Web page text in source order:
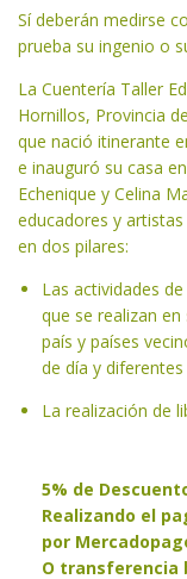
Sí deberán medirse
prueba su ingenio o
La Cuentería Taller
Hornillos, Provincia
que nació itinerante
e inauguró su casa
Echenique y Celina
educadores y
en dos pilares:
Las actividades
que se realizan
país y países
de día y
La realización de
5% de
Realizando el
por
O transferencia